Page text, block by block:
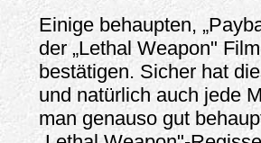
Einige behaupten,
der „Lethal Weapon"
bestätigen. Sicher hat
und natürlich auch jede
man genauso gut